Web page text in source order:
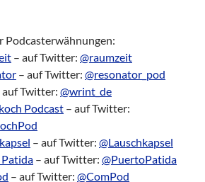
Podcasterwähnungen:
– auf Twitter: @raumzeit
– auf Twitter: @resonator_pod
auf Twitter: @wrint_de
Podcast – auf Twitter:
– auf Twitter: @Lauschkapsel
– auf Twitter: @PuertoPatida
– auf Twitter: @ComPod